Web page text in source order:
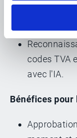
Détail des
codes TVA
avec l'IA.
Bénéfices pour